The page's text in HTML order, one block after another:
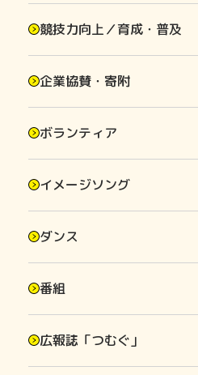
競技力向上／育成・普及
企業協賛・寄附
ボランティア
イメージソング
ダンス
番組
広報誌「つむぐ」